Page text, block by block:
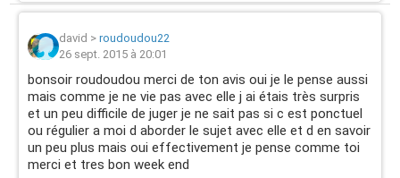
david > roudoudou22
26 sept. 2015 à 20:01
bonsoir roudoudou merci de ton avis oui je le pense aussi
mais comme je ne vie pas avec elle j ai étais très surpris
et un peu difficile de juger je ne sait pas si c est ponctuel
ou régulier a moi d aborder le sujet avec elle et d en savoir
un peu plus mais oui effectivement je pense comme toi
merci et tres bon week end